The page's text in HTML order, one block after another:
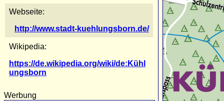
Webseite:
http://www.stadt-kuehlungsborn.de/
Wikipedia:
https://de.wikipedia.org/wiki/de:Kühl
ungsborn
Werbung